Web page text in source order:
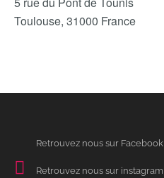
Toulouse, 31000 France
Retrouvez nous sur Facebook
Retrouvez nous sur instagram